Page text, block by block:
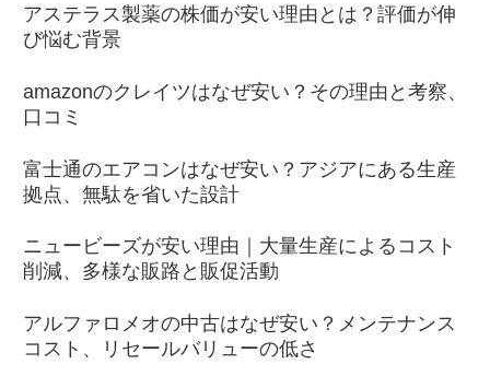
アステラス製薬の株価が安い理由とは？評価が伸
び悩む背景
amazonのクレイツはなぜ安い？その理由と考察、
口コミ
富士通のエアコンはなぜ安い？アジアにある生産
拠点、無駄を省いた設計
ニュービーズが安い理由｜大量生産によるコスト
削減、多様な販路と販促活動
アルファロメオの中古はなぜ安い？メンテナンス
コスト、リセールバリューの低さ